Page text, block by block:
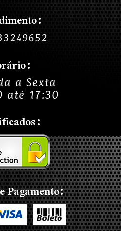
a Sexta
até 17:30
Pagamento: